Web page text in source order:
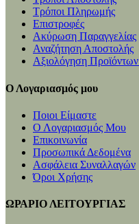
Τρόποι Πληρωμής
Επιστροφές
Ακύρωση Παραγγελίας
Αναζήτηση Αποστολής
Αξιολόγηση
Ο Λογαριασμός μου
Ποιοι Είμαστε
Ο Λογαριασμός Μου
Επικοινωνία
Προσωπικά Δεδομένα
Ασφάλεια Συναλλαγών
Όροι Χρήσης
ΩΡΑΡΙΟ ΛΕΙΤΟΥΡΓΙΑΣ